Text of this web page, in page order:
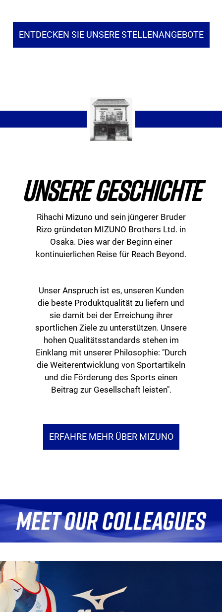
ENTDECKEN SIE UNSERE STELLENANGEBOTE
UNSERE GESCHICHTE
Rihachi Mizuno und sein jüngerer Bruder
Rizo gründeten MIZUNO Brothers Ltd. in
Osaka. Dies war der Beginn einer
kontinuierlichen Reise für Reach Beyond.
Unser Anspruch ist es, unseren Kunden
die beste Produktqualität zu liefern und
sie damit bei der Erreichung ihrer
sportlichen Ziele zu unterstützen. Unsere
hohen Qualitätsstandards stehen im
Einklang mit unserer Philosophie: "Durch
die Weiterentwicklung von Sportartikeln
und die Förderung des Sports einen
Beitrag zur Gesellschaft leisten".
ERFAHRE MEHR ÜBER MIZUNO